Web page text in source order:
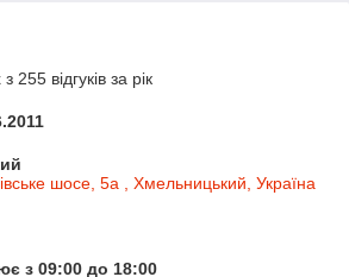
255 відгуків за рік
шосе, 5а , Хмельницький, Україна
з 09:00 до 18:00